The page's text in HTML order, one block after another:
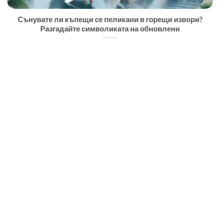
Сънувате ли къпещи се пеликани в горещи извори?
Разгадайте символиката на обновлени